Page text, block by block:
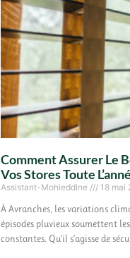
Comment Assurer Le
Vos Stores Toute
Assistant-Mohieddine 18 mai
À Avranches, les variations
épisodes pluvieux soumettent
constantes. Qu’il s’agisse de